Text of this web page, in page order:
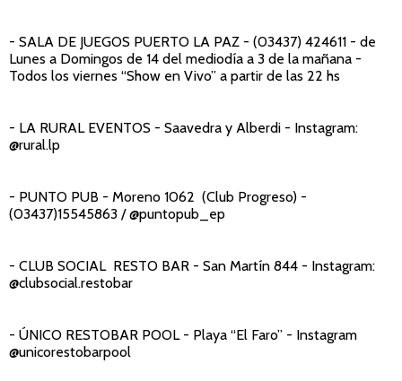
- SALA DE JUEGOS PUERTO LA PAZ - (03437) 424611 - de
Lunes a Domingos de 14 del mediodía a 3 de la mañana -
Todos los viernes “Show en Vivo” a partir de las 22 hs
- LA RURAL EVENTOS - Saavedra y Alberdi - Instagram:
@rural.lp
- PUNTO PUB - Moreno 1062 (Club Progreso) -
(03437)15545863 / @puntopub_ep
- CLUB SOCIAL RESTO BAR - San Martín 844 - Instagram:
@clubsocial.restobar
- ÚNICO RESTOBAR POOL - Playa “El Faro” - Instagram
@unicorestobarpool